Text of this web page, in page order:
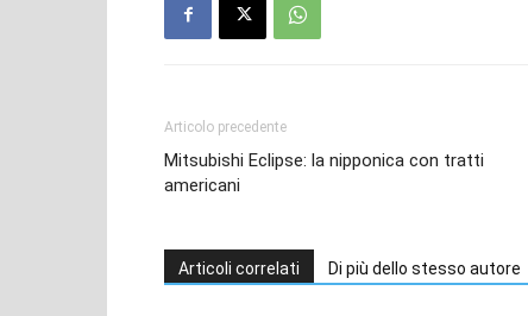
Articolo precedente
Mitsubishi Eclipse: la nipponica con tratti
americani
Articoli correlati Di più dello stesso autore